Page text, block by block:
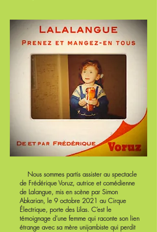
Nous sommes partis assister au spectacle
de Frédérique Voruz, autrice et comédienne
de Lalangue, mis en scène par Simon
Abkarian, le 9 octobre 2021 au Cirque
Électrique, porte des Lilas. C’est le
témoignage d’une femme qui raconte son lien
étrange avec sa mère unijambiste qui perdit